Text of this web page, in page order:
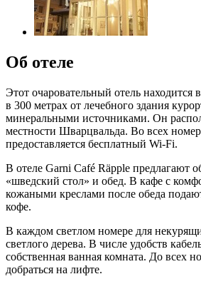
Об отеле
Этот очаровательный отель находится
в 300 метрах от лечебного здания
минеральными источниками. Он
местности Шварцвальда. Во всех
предоставляется бесплатный Wi-Fi.
В отеле Garni Café Räpple предлагают
«шведский стол» и обед. В кафе с
кожаными креслами после обеда
кофе.
В каждом светлом номере для
светлого дерева. В числе удобств
собственная ванная комната. До всех
добраться на лифте.